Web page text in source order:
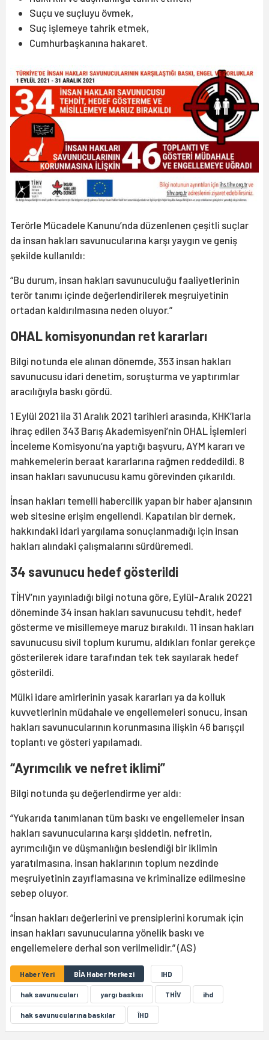
Suçu ve suçluyu övmek,
Suç işlemeye tahrik etmek,
Cumhurbaşkanına hakaret.
Terörle Mücadele Kanunu’nda düzenlenen çeşitli suçlar
da insan hakları savunucularına karşı yaygın ve geniş
şekilde kullanıldı:
“Bu durum, insan hakları savunuculuğu faaliyetlerinin
terör tanımı içinde değerlendirilerek meşruiyetinin
ortadan kaldırılmasına neden oluyor.”
OHAL komisyonundan ret kararları
Bilgi notunda ele alınan dönemde, 353 insan hakları
savunucusu idari denetim, soruşturma ve yaptırımlar
aracılığıyla baskı gördü.
1 Eylül 2021 ila 31 Aralık 2021 tarihleri arasında, KHK’larla
ihraç edilen 343 Barış Akademisyeni’nin OHAL İşlemleri
İnceleme Komisyonu’na yaptığı başvuru, AYM kararı ve
mahkemelerin beraat kararlarına rağmen reddedildi. 8
insan hakları savunucusu kamu görevinden çıkarıldı.
İnsan hakları temelli habercilik yapan bir haber ajansının
web sitesine erişim engellendi. Kapatılan bir dernek,
hakkındaki idari yargılama sonuçlanmadığı için insan
hakları alındaki çalışmalarını sürdüremedi.
34 savunucu hedef gösterildi
TİHV’nın yayınladığı bilgi notuna göre, Eylül-Aralık 20221
döneminde 34 insan hakları savunucusu tehdit, hedef
gösterme ve misillemeye maruz bırakıldı. 11 insan hakları
savunucusu sivil toplum kurumu, aldıkları fonlar gerekçe
gösterilerek idare tarafından tek tek sayılarak hedef
gösterildi.
Mülki idare amirlerinin yasak kararları ya da kolluk
kuvvetlerinin müdahale ve engellemeleri sonucu, insan
hakları savunucularının korunmasına ilişkin 46 barışçıl
toplantı ve gösteri yapılamadı.
“Ayrımcılık ve nefret iklimi”
Bilgi notunda şu değerlendirme yer aldı:
“Yukarıda tanımlanan tüm baskı ve engellemeler insan
hakları savunucularına karşı şiddetin, nefretin,
ayrımcılığın ve düşmanlığın beslendiği bir iklimin
yaratılmasına, insan haklarının toplum nezdinde
meşruiyetinin zayıflamasına ve kriminalize edilmesine
sebep oluyor.
“İnsan hakları değerlerini ve prensiplerini korumak için
insan hakları savunucularına yönelik baskı ve
engellemelere derhal son verilmelidir.” (AS)
Haber Yeri BİA Haber Merkezi IHD
hak savunucuları yargı baskısı THİV ihd
hak savunucularına baskılar ÎHD